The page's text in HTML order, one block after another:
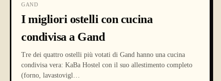
GAND
I migliori ostelli con cucina
condivisa a Gand
Tre dei quattro ostelli più votati di Gand hanno una cucina
condivisa vera: KaBa Hostel con il suo allestimento completo
(forno, lavastovigl…